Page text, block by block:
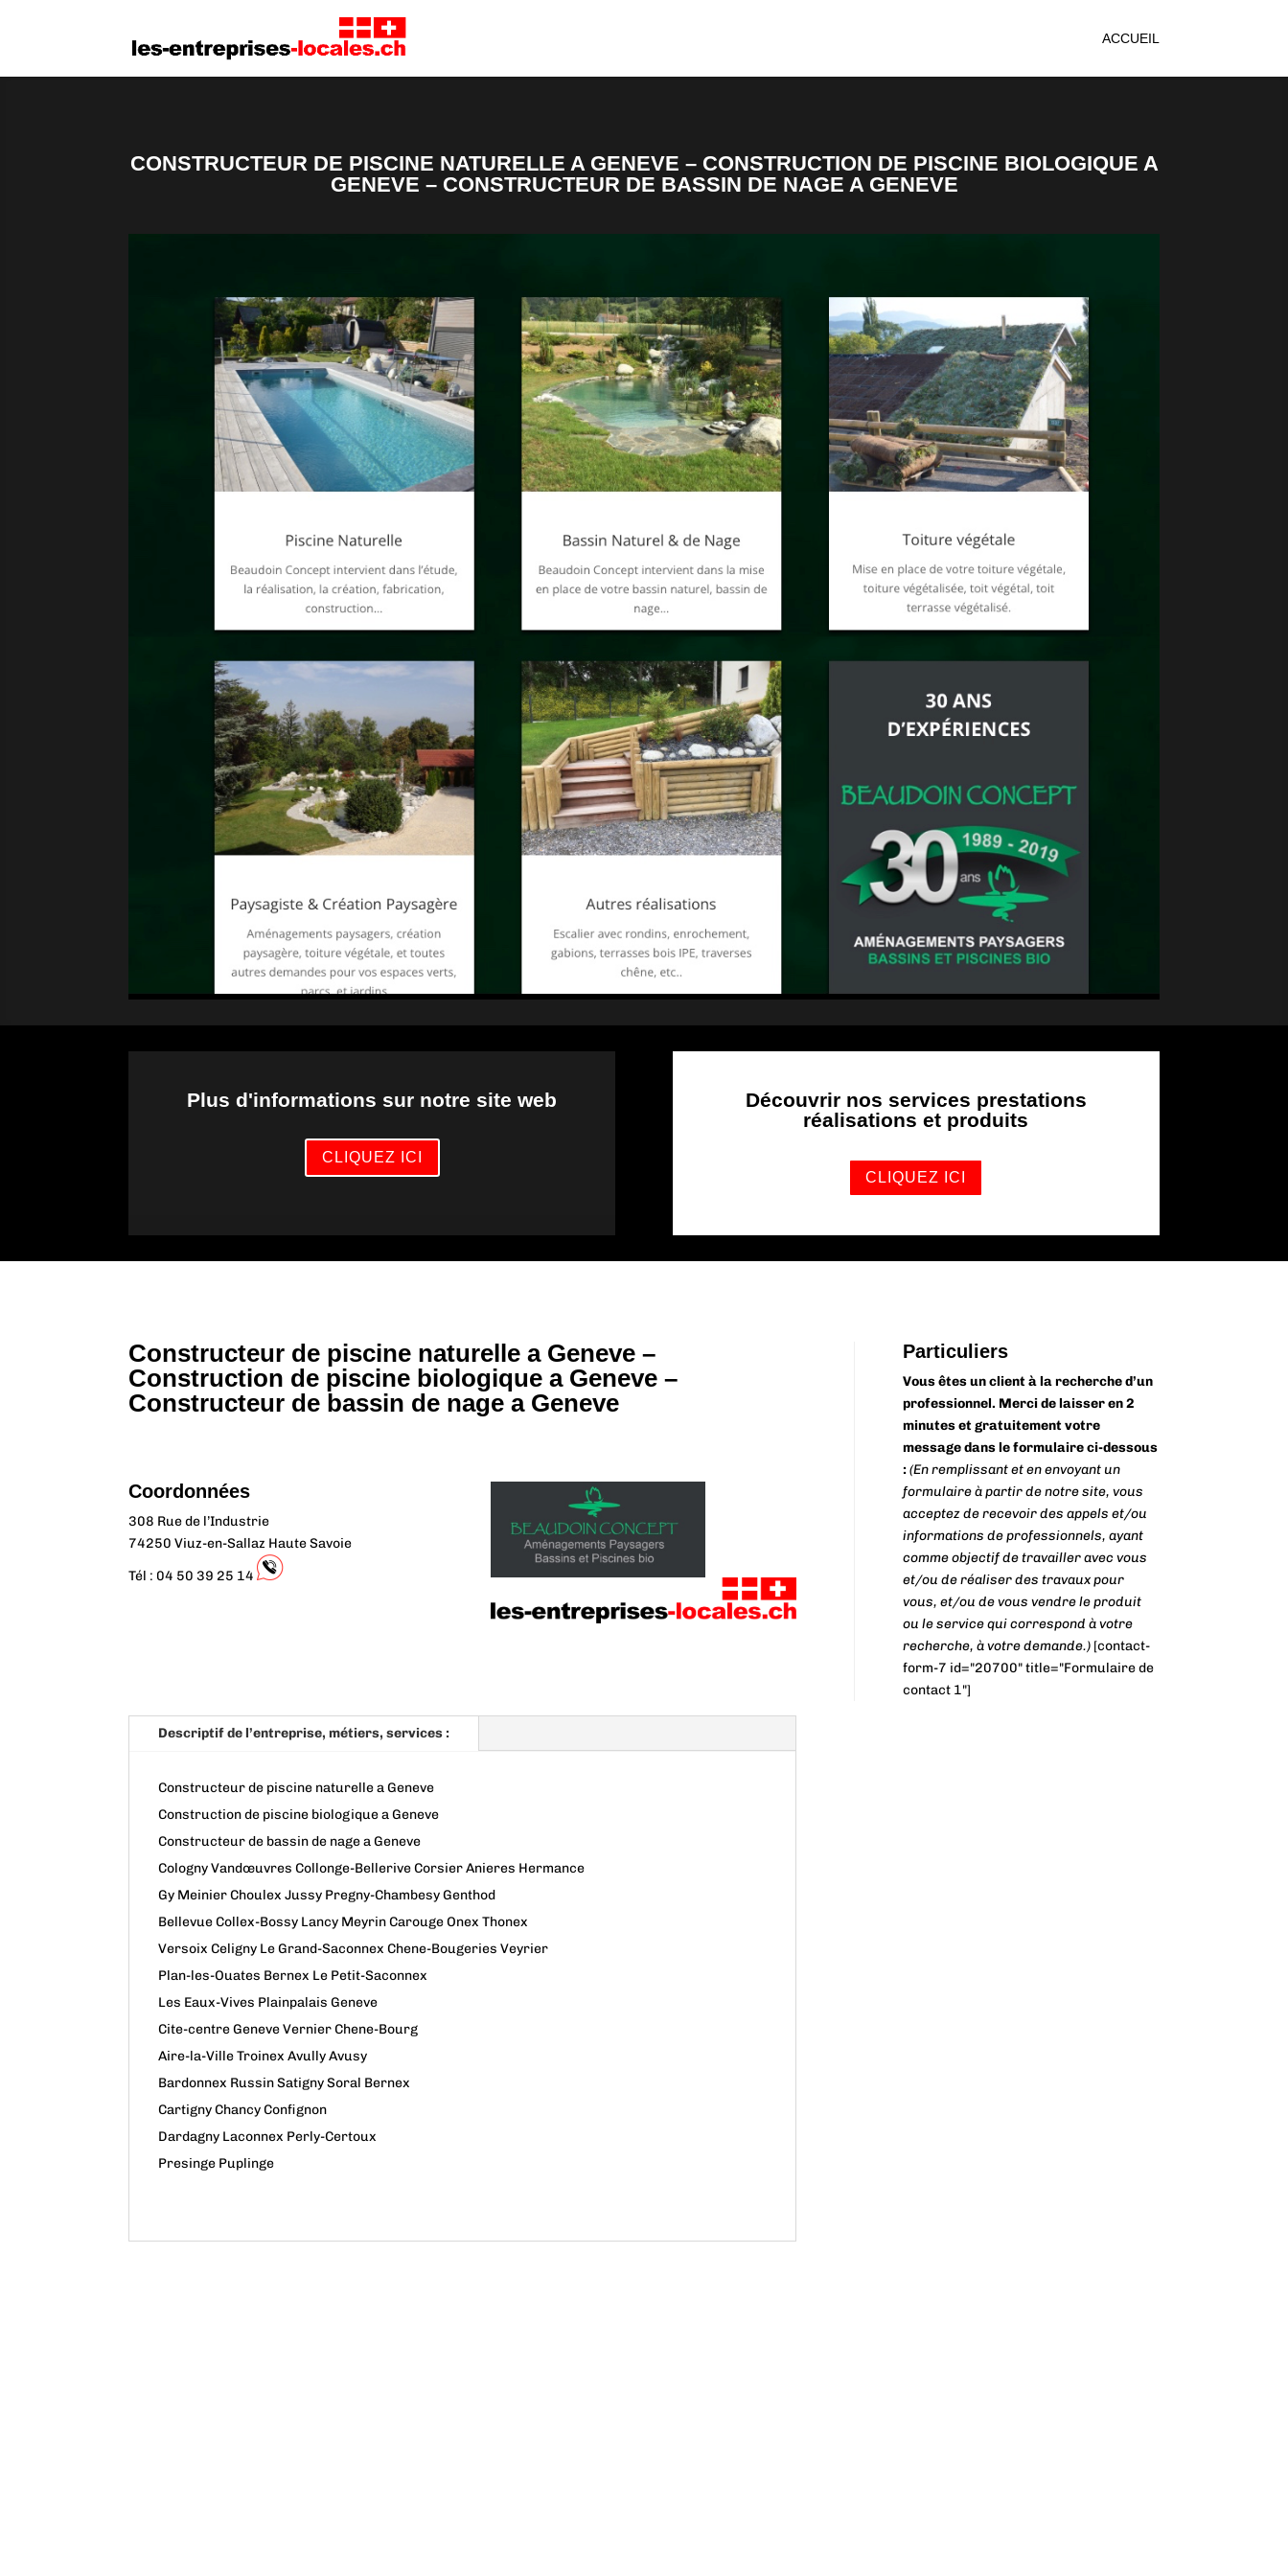
ACCUEIL
CONSTRUCTEUR DE PISCINE NATURELLE A GENEVE – CONSTRUCTION DE PISCINE BIOLOGIQUE A
GENEVE – CONSTRUCTEUR DE BASSIN DE NAGE A GENEVE
Plus d'informations sur notre site web
CLIQUEZ ICI
Découvrir nos services prestations
réalisations et produits
CLIQUEZ ICI
Constructeur de piscine naturelle a Geneve –
Construction de piscine biologique a Geneve –
Constructeur de bassin de nage a Geneve
Coordonnées
308 Rue de l’Industrie
74250 Viuz-en-Sallaz Haute Savoie
Tél : 04 50 39 25 14
Descriptif de l’entreprise, métiers, services :
Constructeur de piscine naturelle a Geneve
Construction de piscine biologique a Geneve
Constructeur de bassin de nage a Geneve
Cologny Vandœuvres Collonge-Bellerive Corsier Anieres Hermance
Gy Meinier Choulex Jussy Pregny-Chambesy Genthod
Bellevue Collex-Bossy Lancy Meyrin Carouge Onex Thonex
Versoix Celigny Le Grand-Saconnex Chene-Bougeries Veyrier
Plan-les-Ouates Bernex Le Petit-Saconnex
Les Eaux-Vives Plainpalais Geneve
Cite-centre Geneve Vernier Chene-Bourg
Aire-la-Ville Troinex Avully Avusy
Bardonnex Russin Satigny Soral Bernex
Cartigny Chancy Confignon
Dardagny Laconnex Perly-Certoux
Presinge Puplinge
Particuliers
Vous êtes un client à la recherche d’un
professionnel. Merci de laisser en 2
minutes et gratuitement votre
message dans le formulaire ci-dessous
: (En remplissant et en envoyant un
formulaire à partir de notre site, vous
acceptez de recevoir des appels et/ou
informations de professionnels, ayant
comme objectif de travailler avec vous
et/ou de réaliser des travaux pour
vous, et/ou de vous vendre le produit
ou le service qui correspond à votre
recherche, à votre demande.)[contact-
form-7 id="20700" title="Formulaire de
contact 1"]